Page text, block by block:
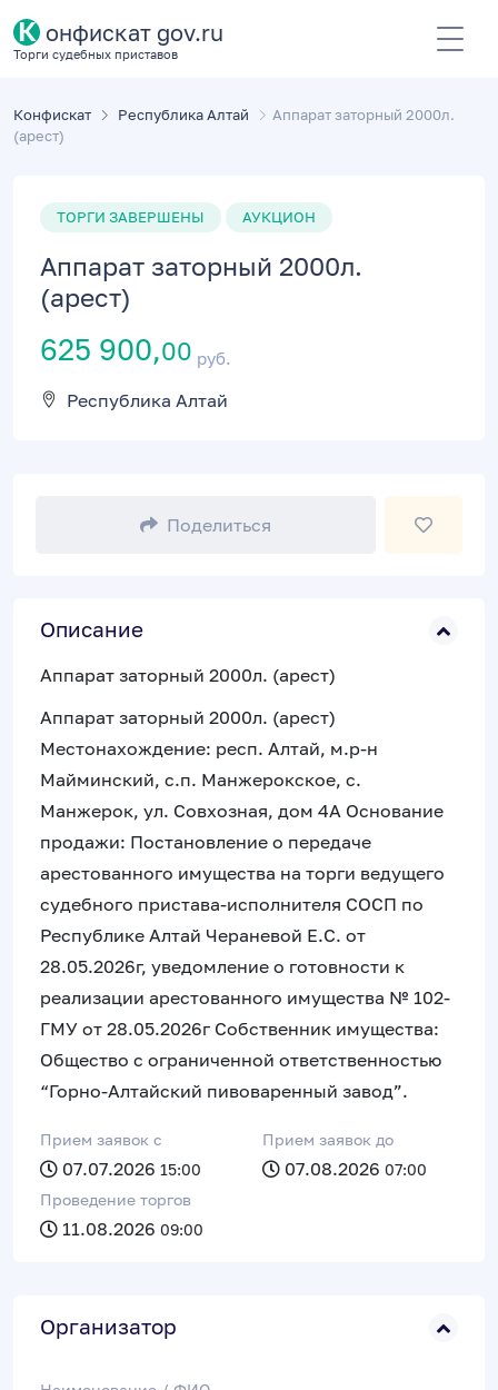
К онфискат gov.ru
Торги судебных приставов
Конфискат Республика Алтай
Аппарат заторный 2000л.
(арест)
ТОРГИ ЗАВЕРШЕНЫ АУКЦИОН
Аппарат заторный 2000л.
(арест)
625 900,00 руб.
Республика Алтай
Поделиться
Описание
Аппарат заторный 2000л. (арест)
Аппарат заторный 2000л. (арест)
Местонахождение: респ. Алтай, м.р-н
Майминский, с.п. Манжерокское, с.
Манжерок, ул. Совхозная, дом 4А Основание
продажи: Постановление о передаче
арестованного имущества на торги ведущего
судебного пристава-исполнителя СОСП по
Республике Алтай Чераневой Е.С. от
28.05.2026г, уведомление о готовности к
реализации арестованного имущества № 102-
ГМУ от 28.05.2026г Собственник имущества:
Общество с ограниченной ответственностью
“Горно-Алтайский пивоваренный завод”.
Прием заявок c
07.07.2026 15:00
Прием заявок до
07.08.2026 07:00
Проведение торгов
11.08.2026 09:00
Организатор